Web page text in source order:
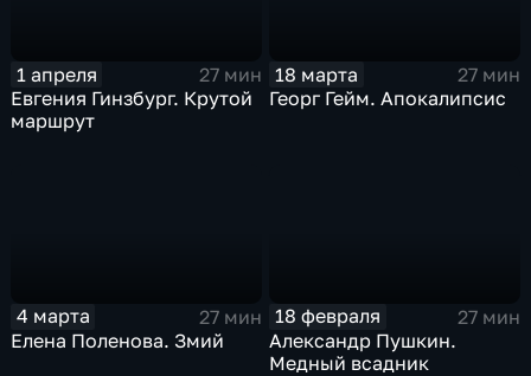
1 апреля
27 мин
Евгения Гинзбург. Крутой
маршрут
18 марта
27 мин
Георг Гейм. Апокалипсис
4 марта
27 мин
Елена Поленова. Змий
18 февраля
27 мин
Александр Пушкин.
Медный всадник